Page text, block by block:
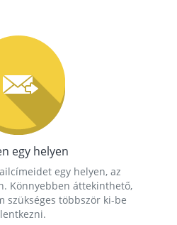
egy helyen
egy helyen, az
Könnyebben áttekinthető,
szükséges többször ki-be